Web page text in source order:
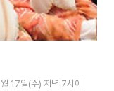
17일(주) 저녁 7시에